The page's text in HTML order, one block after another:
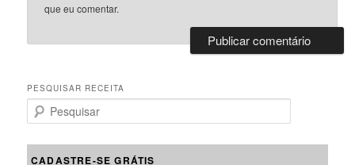
que eu comentar.
PESQUISAR RECEITA
e
CADASTRE-SE GRÁTIS